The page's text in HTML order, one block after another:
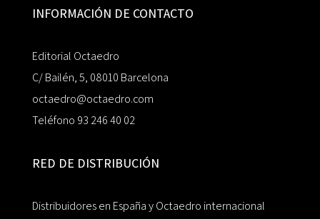
INFORMACIÓN DE CONTACTO
Editorial Octaedro
C/ Bailén, 5, 08010 Barcelona
octaedro@octaedro.com
Teléfono 93 246 40 02
RED DE DISTRIBUCIÓN
Distribuidores en España y Octaedro internacional